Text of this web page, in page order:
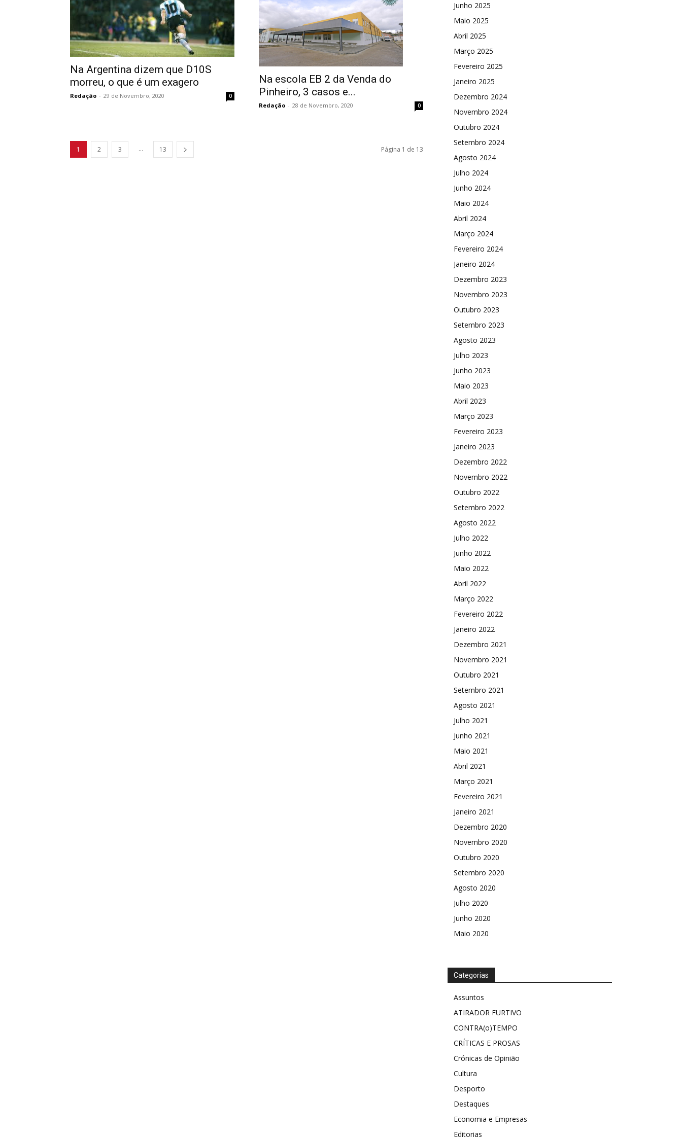
Na Argentina dizem que D10S
morreu, o que é um exagero
Redação - 29 de Novembro, 2020 0
Na escola EB 2 da Venda do
Pinheiro, 3 casos e...
Redação - 28 de Novembro, 2020 0
1 2 3 ... 13 Página 1 de 13
Junho 2025
Maio 2025
Abril 2025
Março 2025
Fevereiro 2025
Janeiro 2025
Dezembro 2024
Novembro 2024
Outubro 2024
Setembro 2024
Agosto 2024
Julho 2024
Junho 2024
Maio 2024
Abril 2024
Março 2024
Fevereiro 2024
Janeiro 2024
Dezembro 2023
Novembro 2023
Outubro 2023
Setembro 2023
Agosto 2023
Julho 2023
Junho 2023
Maio 2023
Abril 2023
Março 2023
Fevereiro 2023
Janeiro 2023
Dezembro 2022
Novembro 2022
Outubro 2022
Setembro 2022
Agosto 2022
Julho 2022
Junho 2022
Maio 2022
Abril 2022
Março 2022
Fevereiro 2022
Janeiro 2022
Dezembro 2021
Novembro 2021
Outubro 2021
Setembro 2021
Agosto 2021
Julho 2021
Junho 2021
Maio 2021
Abril 2021
Março 2021
Fevereiro 2021
Janeiro 2021
Dezembro 2020
Novembro 2020
Outubro 2020
Setembro 2020
Agosto 2020
Julho 2020
Junho 2020
Maio 2020
Categorias
Assuntos
ATIRADOR FURTIVO
CONTRA(o)TEMPO
CRÍTICAS E PROSAS
Crónicas de Opinião
Cultura
Desporto
Destaques
Economia e Empresas
Editorias